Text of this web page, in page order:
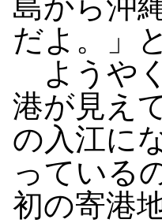
だよ。」
ようや
港が見え
の入江に
っている
初の寄港